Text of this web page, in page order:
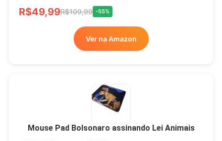
R$49,99R$109,99 -55%
Ver na Amazon
Mouse Pad Bolsonaro assinando Lei Animais